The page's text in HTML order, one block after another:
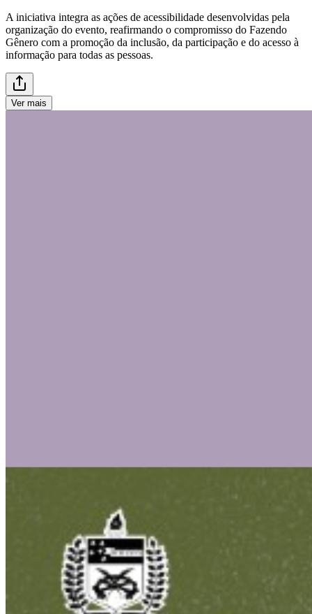
A iniciativa integra as ações de acessibilidade desenvolvidas pela
organização do evento, reafirmando o compromisso do Fazendo
Gênero com a promoção da inclusão, da participação e do acesso à
informação para todas as pessoas.
Ver mais